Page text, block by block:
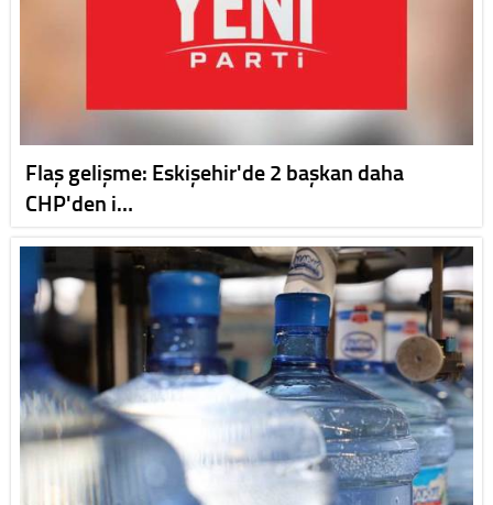
Flaş gelişme: Eskişehir'de 2 başkan daha
CHP'den i…